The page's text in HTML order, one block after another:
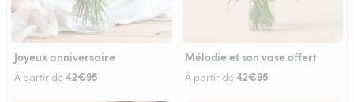
Joyeux anniversaire
À partir de42€95
Mélodie et son vase offert
À partir de42€95